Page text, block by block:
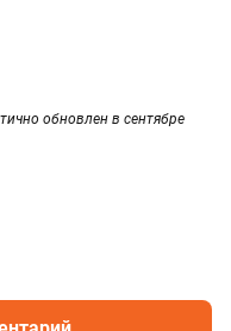
обновлен в сентябре